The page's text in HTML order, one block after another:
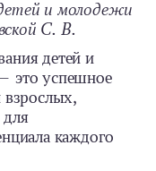
и молодежи
С. В.
детей и
это успешное
взрослых,
для
каждого